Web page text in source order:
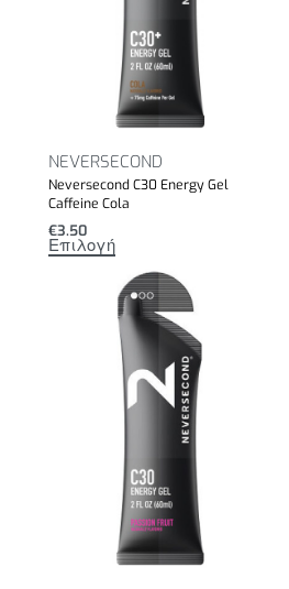
NEVERSECOND
Neversecond C30 Energy Gel
Caffeine Cola
€3.50
Επιλογή